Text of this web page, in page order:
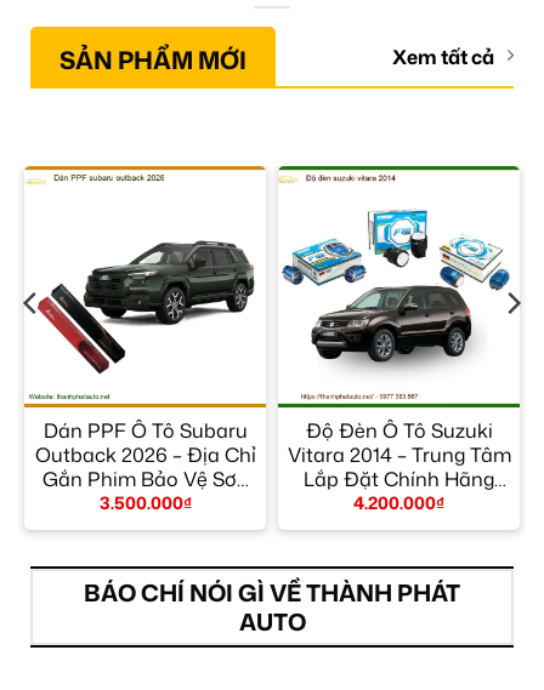
SẢN PHẨM MỚI Xem tất cả
Dán PPF Ô Tô Subaru
Outback 2026 – Địa Chỉ
Gắn Phim Bảo Vệ Sơn
Uy Tín TPHCM
3.500.000₫
Độ Đèn Ô Tô Suzuki
Vitara 2014 – Trung Tâm
Lắp Đặt Chính Hãng
TPHCM
4.200.000₫
BÁO CHÍ NÓI GÌ VỀ THÀNH PHÁT
AUTO